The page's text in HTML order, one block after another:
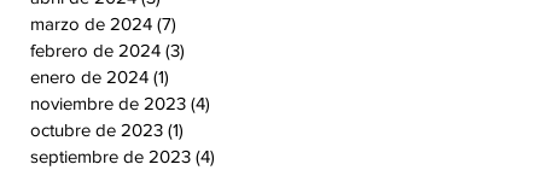
marzo de 2024 (7)
febrero de 2024 (3)
enero de 2024 (1)
noviembre de 2023 (4)
octubre de 2023 (1)
septiembre de 2023 (4)